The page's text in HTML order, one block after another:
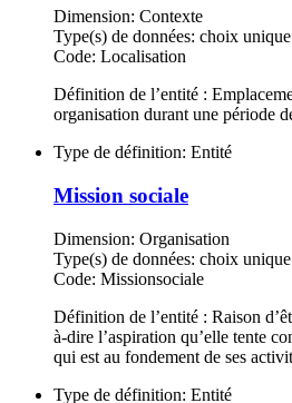
Dimension: Contexte
Type(s) de données: choix
Code: Localisation
Définition de l’entité :
organisation durant une période
Type de définition: Entité
Mission sociale
Dimension: Organisation
Type(s) de données: choix
Code: Missionsociale
Définition de l’entité : Raison
à-dire l’aspiration qu’elle tente
qui est au fondement de ses
Type de définition: Entité